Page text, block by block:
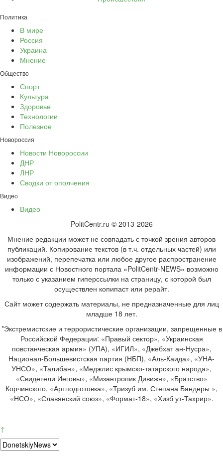
Политика
В мире
Россия
Украина
Мнение
Общество
Спорт
Культура
Здоровье
Технологии
Полезное
Новороссия
Новости Новороссии
ДНР
ЛНР
Сводки от ополчения
Видео
Видео
PolitCentr.ru © 2013-2026
Мнение редакции может не совпадать с точкой зрения авторов
публикаций. Копирование текстов (в т.ч. отдельных частей) или
изображений, перепечатка или любое другое распространение
информации с Новостного портала «PolitCentr-NEWS» возможно
только с указанием гиперссылки на страницу, с которой был
осуществлен копипаст или рерайт.
Сайт может содержать материалы, не предназначенные для лиц
младше 18 лет.
*Экстремистские и террористические организации, запрещенные в
Российской Федерации: «Правый сектор», «Украинская
повстанческая армия» (УПА), «ИГИЛ», «Джебхат ан-Нусра»,
Национал-Большевистская партия (НБП), «Аль-Каида», «УНА-
УНСО», «Талибан», «Меджлис крымско-татарского народа»,
«Свидетели Иеговы», «Мизантропик Дивижн», «Братство»
Корчинского, «Артподготовка», «Тризуб им. Степана Бандеры »,
«НСО», «Славянский союз», «Формат-18», «Хизб ут-Тахрир».
↑